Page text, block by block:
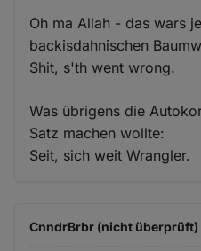
Oh ma Allah - das wars
backisdahnischen
Shit, s'th went wrong.
Was übrigens die
Satz machen wollte:
Seit, sich weit Wrangler.
CnndrBrbr (nicht überprüft)